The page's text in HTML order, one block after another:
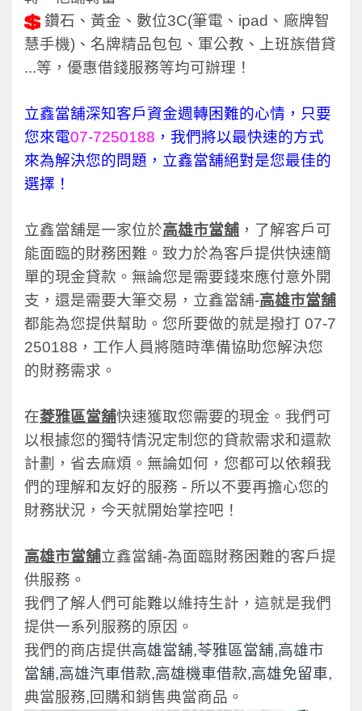
鑽石、黃金、數位3C(筆電、ipad、廠牌智
慧手機)、名牌精品包包、軍公教、上班族借貸
...等，優惠借錢服務等均可辦理！
立鑫當舖深知客戶資金週轉困難的心情，只要
您來電07-7250188 ，我們將以最快速的方式
來為解決您的問題，立鑫當舖絕對是您最佳的
選擇！
立鑫當舖是一家位於高雄市當舖 ，了解客戶可
能面臨的財務困難。致力於為客戶提供快速簡
單的現金貸款。無論您是需要錢來應付意外開
支，還是需要大筆交易，立鑫當舖-高雄市當舖
都能為您提供幫助。您所要做的就是撥打 07-7
250188，工作人員將隨時準備協助您解決您
的財務需求。
在菱雅區當舖快速獲取您需要的現金。我們可
以根據您的獨特情況定制您的貸款需求和還款
計劃，省去麻煩。無論如何，您都可以依賴我
們的理解和友好的服務 - 所以不要再擔心您的
財務狀況，今天就開始掌控吧！
高雄市當舖立鑫當舖-為面臨財務困難的客戶提
供服務。
我們了解人們可能難以維持生計，這就是我們
提供一系列服務的原因。
我們的商店提供高雄當舖,苓雅區當舖,高雄市
當舖,高雄汽車借款,高雄機車借款,高雄免留車,
典當服務,回購和銷售典當商品。